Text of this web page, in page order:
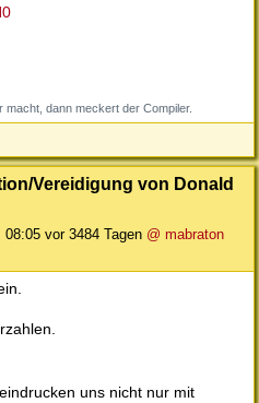
dann meckert der Compiler.
Vereidigung von Donald
08:05 vor 3484 Tagen @ mabraton
uns nicht nur mit